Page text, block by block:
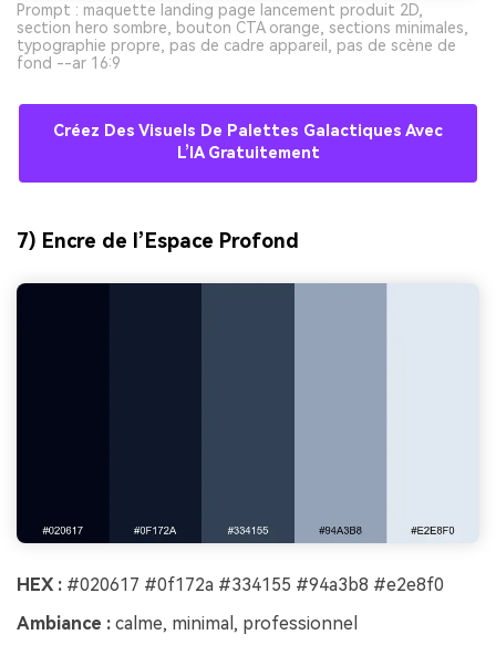
Prompt : maquette landing page lancement produit 2D,
section hero sombre, bouton CTA orange, sections minimales,
typographie propre, pas de cadre appareil, pas de scène de
fond --ar 16:9
Créez Des Visuels De Palettes Galactiques Avec
L’IA Gratuitement
7) Encre de l’Espace Profond
HEX : #020617 #0f172a #334155 #94a3b8 #e2e8f0
Ambiance : calme, minimal, professionnel